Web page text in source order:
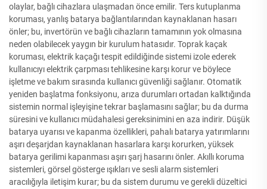
olaylar, bağlı cihazlara ulaşmadan önce emilir. Ters kutuplanma
koruması, yanlış batarya bağlantılarından kaynaklanan hasarı
önler; bu, invertörün ve bağlı cihazların tamamının yok olmasına
neden olabilecek yaygın bir kurulum hatasıdır. Toprak kaçak
koruması, elektrik kaçağı tespit edildiğinde sistemi izole ederek
kullanıcıyı elektrik çarpması tehlikesine karşı korur ve böylece
işletme ve bakım sırasında kullanıcı güvenliği sağlanır. Otomatik
yeniden başlatma fonksiyonu, arıza durumları ortadan kalktığında
sistemin normal işleyişine tekrar başlamasını sağlar; bu da durma
süresini ve kullanıcı müdahalesi gereksinimini en aza indirir. Düşük
batarya uyarısı ve kapanma özellikleri, pahalı batarya yatırımlarını
aşırı deşarjdan kaynaklanan hasarlara karşı korurken, yüksek
batarya gerilimi kapanması aşırı şarj hasarını önler. Akıllı koruma
sistemleri, görsel gösterge ışıkları ve sesli alarm sistemleri
aracılığıyla iletişim kurar; bu da sistem durumu ve gerekli düzeltici